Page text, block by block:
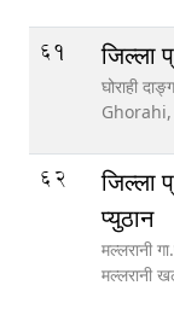
61 जिल्ला
घोराही दाङ्ग
Ghorahi,
62
जिल्ला
प्युठान
मल्लरानी
मल्लरानी